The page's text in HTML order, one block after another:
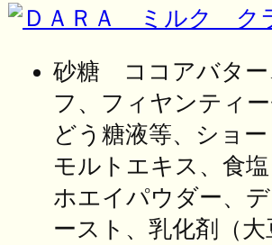
砂糖 ココアバタ
フ、フィヤンティ
どう糖液等、ショ
モルトエキス、食
ホエイパウダー、
ースト、乳化剤（